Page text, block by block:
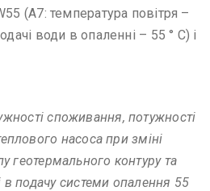
(A7: температура повітря –
води в опаленні – 55 ° C) і
споживання, потужності
насоса при зміні
геотермального контуру та
в подачу системи опалення 55